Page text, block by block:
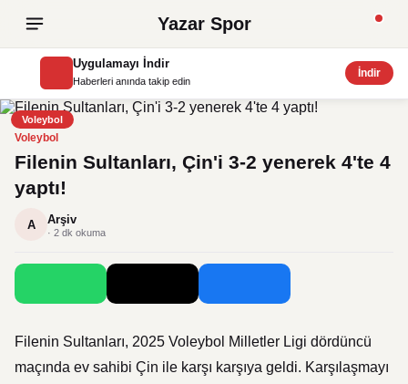
Yazar Spor
Uygulamayı İndir
Haberleri anında takip edin
İndir
Voleybol
Voleybol
Filenin Sultanları, Çin'i 3-2 yenerek 4'te 4
yaptı!
A Arşiv
· 2 dk okuma
Filenin Sultanları, 2025 Voleybol Milletler Ligi dördüncü
maçında ev sahibi Çin ile karşı karşıya geldi. Karşılaşmayı